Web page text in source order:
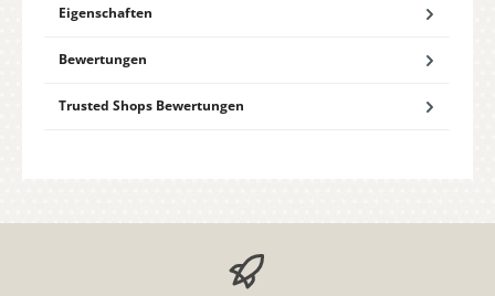
Eigenschaften
Bewertungen
Trusted Shops Bewertungen